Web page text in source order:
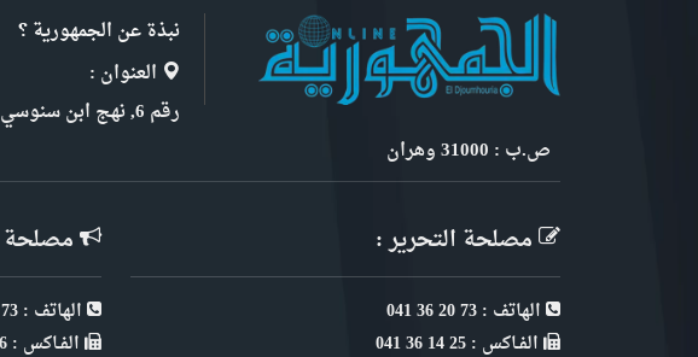
نبذة عن الجمهورية ؟
العنوان :
رقم 6, نهج ابن سنوسي حميدة
ص.ب : 31000 وهران
مصلحة التحرير :
الهاتف : 73 20 36 041
الفـاكس : 25 14 36 041
مصلحة
الهاتف : 73 13 36 041
الفـاكس : 76 13 36 041